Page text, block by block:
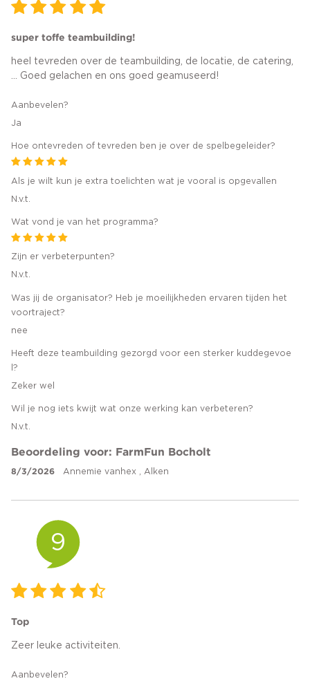
super toffe teambuilding!
heel tevreden over de teambuilding, de locatie, de catering,
... Goed gelachen en ons goed geamuseerd!
Aanbevelen?
Ja
Hoe ontevreden of tevreden ben je over de spelbegeleider?
Als je wilt kun je extra toelichten wat je vooral is opgevallen
N.v.t.
Wat vond je van het programma?
Zijn er verbeterpunten?
N.v.t.
Was jij de organisator? Heb je moeilijkheden ervaren tijden het
voortraject?
nee
Heeft deze teambuilding gezorgd voor een sterker kuddegevoe
l?
Zeker wel
Wil je nog iets kwijt wat onze werking kan verbeteren?
N.v.t.
Beoordeling voor: FarmFun Bocholt
8/3/2026 Annemie vanhex , Alken
9
Top
Zeer leuke activiteiten.
Aanbevelen?